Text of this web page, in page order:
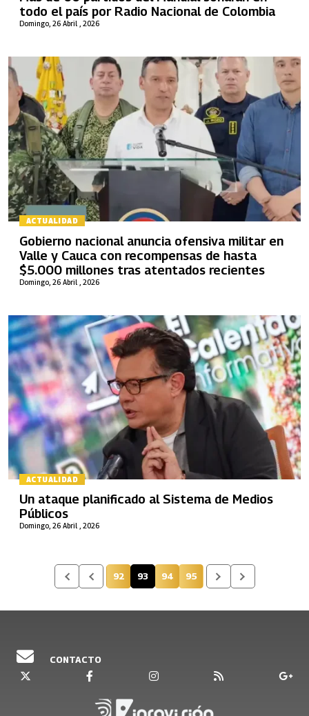
Domingo, 26 Abril , 2026
todo el país por Radio Nacional de Colombia
ACTUALIDAD
Domingo, 26 Abril , 2026
Gobierno nacional anuncia ofensiva militar en
Valle y Cauca con recompensas de hasta
$5.000 millones tras atentados recientes
ACTUALIDAD
Domingo, 26 Abril , 2026
Un ataque planificado al Sistema de Medios
Públicos
Página
92 Página actual
93 Página
94 Página
95
CONTACTO